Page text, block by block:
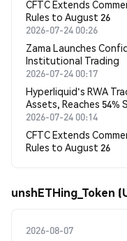
CFTC Extends
Rules to August 26
2026-07-24 00:26
Zama Launches
Institutional Trading
2026-07-24 00:17
Hyperliquid's RWA
Assets, Reaches 54%
2026-07-24 00:14
CFTC Extends
Rules to August 26
unshETHing_Token
2026-08-07